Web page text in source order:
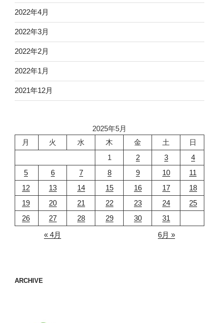
2022年4月
2022年3月
2022年2月
2022年1月
2021年12月
2025年5月
月
火 水 木 金 土
日
1
2 3
4
5
6 7 8 9 10
11
12
13 14 15 16 17
18
19
20 21 22 23 24
25
26
27 28 29 30
31
« 4月
6月 »
ARCHIVE